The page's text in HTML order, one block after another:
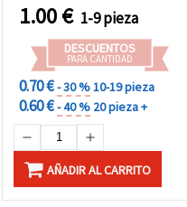
1.00€ 1-9 pieza
DESCUENTOS
PARA CANTIDAD
0.70 €- 30 %10-19 pieza
0.60 €- 40 % 20 pieza +
AÑADIR AL CARRITO